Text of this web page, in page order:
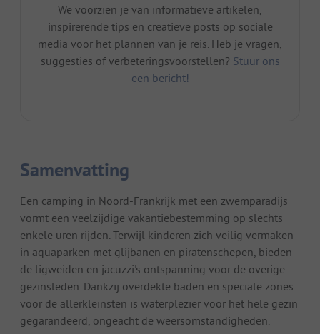
We voorzien je van informatieve artikelen,
inspirerende tips en creatieve posts op sociale
media voor het plannen van je reis. Heb je vragen,
suggesties of verbeteringsvoorstellen? Stuur ons
een bericht!
Samenvatting
Een camping in Noord-Frankrijk met een zwemparadijs
vormt een veelzijdige vakantiebestemming op slechts
enkele uren rijden. Terwijl kinderen zich veilig vermaken
in aquaparken met glijbanen en piratenschepen, bieden
de ligweiden en jacuzzi's ontspanning voor de overige
gezinsleden. Dankzij overdekte baden en speciale zones
voor de allerkleinsten is waterplezier voor het hele gezin
gegarandeerd, ongeacht de weersomstandigheden.